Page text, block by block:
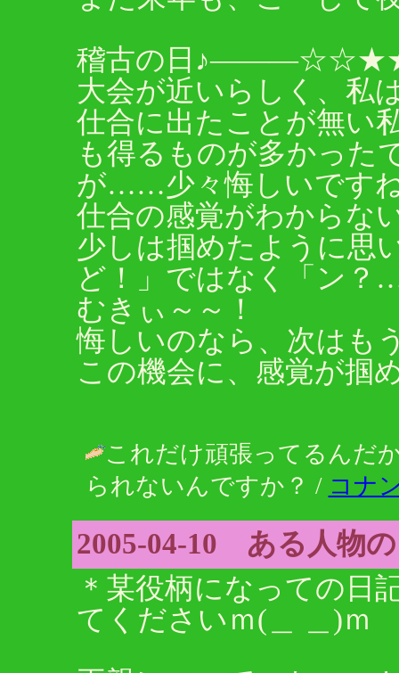
稽古の日
大会が近いらしく、私
仕合に出たことが無い
も得るものが多かった
が……少々悔しいです
仕合の感覚がわからな
少しは掴めたように思
ど！」ではなく「ン？
むきぃ～～！
悔しいのなら、次はも
この機会に、感覚が掴
これだけ頑張ってるんだ
られないんですか？ / コナ
2005-04-10 ある人物
＊某役柄になっての日
てくださいｍ(＿ ＿)ｍ